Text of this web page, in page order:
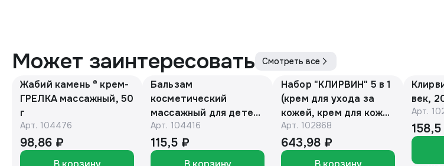
Может заинтересовать Смотреть все
Жабий камень ® крем-
ГРЕЛКА массажный, 50
г
Арт. 104476
98,86 ₽
Бальзам
косметический
массажный для детей
с барсучьим жиром
50г. «Эколон»®
Арт. 104416
115,5 ₽
Набор "КЛИРВИН" 5 в 1
(крем для ухода за
кожей, крем для кожи
век, крем для рук,
крем отбеливающий
для лица, лосьон для
Арт. 102868
643,98 ₽
век,
Арт.